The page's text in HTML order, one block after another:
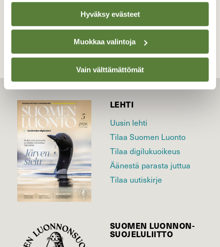
Hyväksy evästeet
Muokkaa valintoja
Vain välttämättömät
TAKAISIN LISTAAN
LEHTI
Uusin lehti
Tilaa Suomen Luonto
Tilaa digilukuoikeus
Äänestä parasta juttua
Tilaa uutiskirje
SUOMEN LUONNON­
SUOJELU­LIITTO